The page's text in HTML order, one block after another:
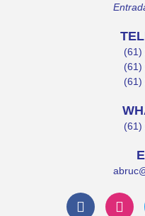
(61)
(61)
(61)
(61)